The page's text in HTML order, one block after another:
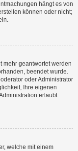
hängt es von
können oder nicht;
mehr geantwortet werden
beendet wurde.
oder Administrator
Ihre eigenen
erlaubt
welche mit einem